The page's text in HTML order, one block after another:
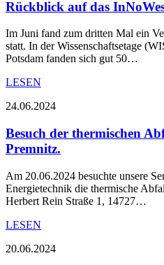
Rückblick auf das
Im Juni fand zum dritten Mal ein
statt. In der Wissenschaftsetage
Potsdam fanden sich gut 50…
LESEN
24.06.2024
Besuch der thermischen
Premnitz.
Am 20.06.2024 besuchte unsere
Energietechnik die thermische
Herbert Rein Straße 1, 14727…
LESEN
20.06.2024